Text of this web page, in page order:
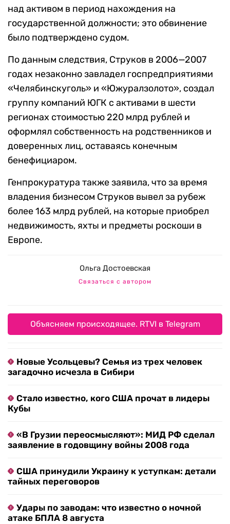
над активом в период нахождения на
государственной должности; это обвинение
было подтверждено судом.
По данным следствия, Струков в 2006—2007
годах незаконно завладел госпредприятиями
«Челябинскуголь» и «Южуралзолото», создал
группу компаний ЮГК с активами в шести
регионах стоимостью 220 млрд рублей и
оформлял собственность на родственников и
доверенных лиц, оставаясь конечным
бенефициаром.
Генпрокуратура также заявила, что за время
владения бизнесом Струков вывел за рубеж
более 163 млрд рублей, на которые приобрел
недвижимость, яхты и предметы роскоши в
Европе.
Ольга Достоевская
Связаться с автором
Объясняем происходящее. RTVI в Telegram
Новые Усольцевы? Семья из трех человек
загадочно исчезла в Сибири
Стало известно, кого США прочат в лидеры
Кубы
«В Грузии переосмысляют»: МИД РФ сделал
заявление в годовщину войны 2008 года
США принудили Украину к уступкам: детали
тайных переговоров
Удары по заводам: что известно о ночной
атаке БПЛА 8 августа